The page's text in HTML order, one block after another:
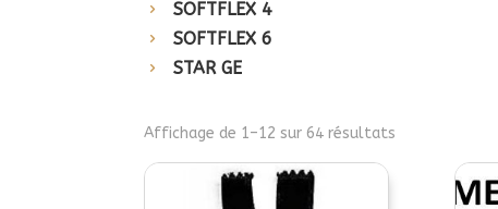
SOFTFLEX 4
SOFTFLEX 6
STAR GE
Affichage de 1–12 sur 64 résultats